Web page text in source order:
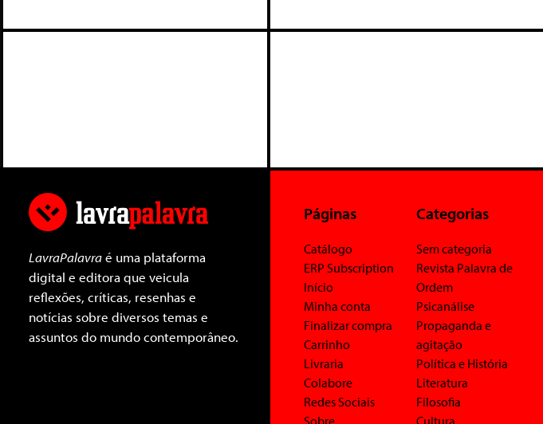
LavraPalavraé uma plataforma
digital e editora que veicula
reflexões, críticas, resenhas e
notícias sobre diversos temas e
assuntos do mundo contemporâneo.
Páginas
Catálogo
ERP Subscription
Início
Minha conta
Finalizar compra
Carrinho
Livraria
Colabore
Redes Sociais
Categorias
Sem categoria
Revista Palavra de
Ordem
Psicanálise
Propaganda e
agitação
Política e História
Literatura
Filosofia